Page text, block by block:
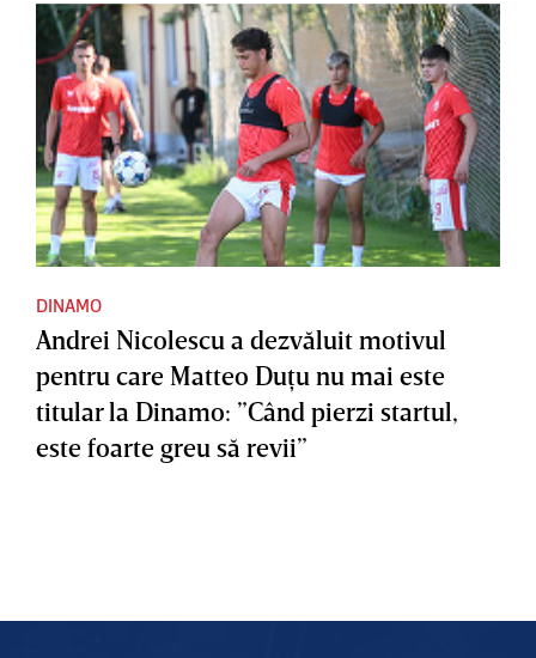
DINAMO
Andrei Nicolescu a dezvăluit motivul
pentru care Matteo Duţu nu mai este
titular la Dinamo: ”Când pierzi startul,
este foarte greu să revii”